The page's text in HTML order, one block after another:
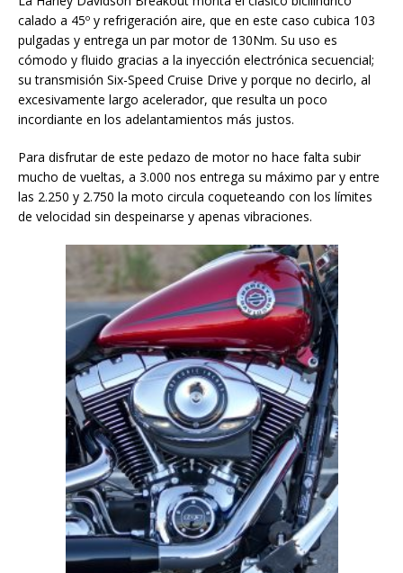
calado a 45º y refrigeración aire, que en este caso cubica 103
pulgadas y entrega un par motor de 130Nm. Su uso es
cómodo y fluido gracias a la inyección electrónica secuencial;
su transmisión Six-Speed Cruise Drive y porque no decirlo, al
excesivamente largo acelerador, que resulta un poco
incordiante en los adelantamientos más justos.
Para disfrutar de este pedazo de motor no hace falta subir
mucho de vueltas, a 3.000 nos entrega su máximo par y entre
las 2.250 y 2.750 la moto circula coqueteando con los límites
de velocidad sin despeinarse y apenas vibraciones.